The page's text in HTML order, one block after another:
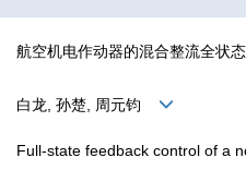
航空机电作动器的混合整流全状
白龙, 孙楚, 周元钧
Full-state feedback control of a